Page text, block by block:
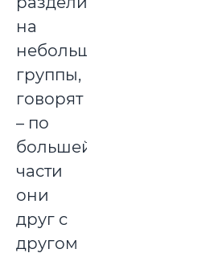
на
небольшие
группы,
говорят
– по
большей
части
они
друг с
другом